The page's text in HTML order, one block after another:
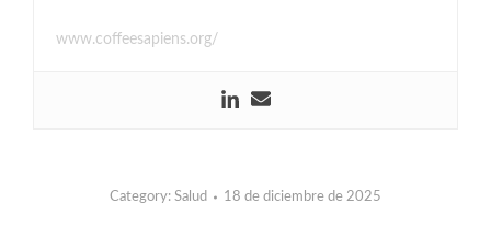
www.coffeesapiens.org/
Category: Salud 18 de diciembre de 2025